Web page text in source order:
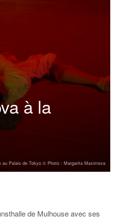
à la
Palais de Tokyo © Photo : Margarita Maximova
de Mulhouse avec ses